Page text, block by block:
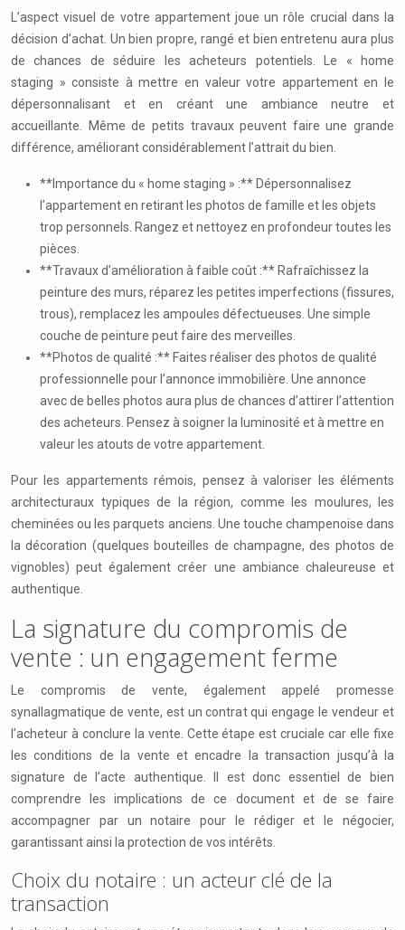
L’aspect visuel de votre appartement joue un rôle crucial dans la
décision d’achat. Un bien propre, rangé et bien entretenu aura plus
de chances de séduire les acheteurs potentiels. Le « home
staging » consiste à mettre en valeur votre appartement en le
dépersonnalisant et en créant une ambiance neutre et
accueillante. Même de petits travaux peuvent faire une grande
différence, améliorant considérablement l’attrait du bien.
**Importance du « home staging » :** Dépersonnalisez
l’appartement en retirant les photos de famille et les objets
trop personnels. Rangez et nettoyez en profondeur toutes les
pièces.
**Travaux d’amélioration à faible coût :** Rafraîchissez la
peinture des murs, réparez les petites imperfections (fissures,
trous), remplacez les ampoules défectueuses. Une simple
couche de peinture peut faire des merveilles.
**Photos de qualité :** Faites réaliser des photos de qualité
professionnelle pour l’annonce immobilière. Une annonce
avec de belles photos aura plus de chances d’attirer l’attention
des acheteurs. Pensez à soigner la luminosité et à mettre en
valeur les atouts de votre appartement.
Pour les appartements rémois, pensez à valoriser les éléments
architecturaux typiques de la région, comme les moulures, les
cheminées ou les parquets anciens. Une touche champenoise dans
la décoration (quelques bouteilles de champagne, des photos de
vignobles) peut également créer une ambiance chaleureuse et
authentique.
La signature du compromis de
vente : un engagement ferme
Le compromis de vente, également appelé promesse
synallagmatique de vente, est un contrat qui engage le vendeur et
l’acheteur à conclure la vente. Cette étape est cruciale car elle fixe
les conditions de la vente et encadre la transaction jusqu’à la
signature de l’acte authentique. Il est donc essentiel de bien
comprendre les implications de ce document et de se faire
accompagner par un notaire pour le rédiger et le négocier,
garantissant ainsi la protection de vos intérêts.
Choix du notaire : un acteur clé de la
transaction